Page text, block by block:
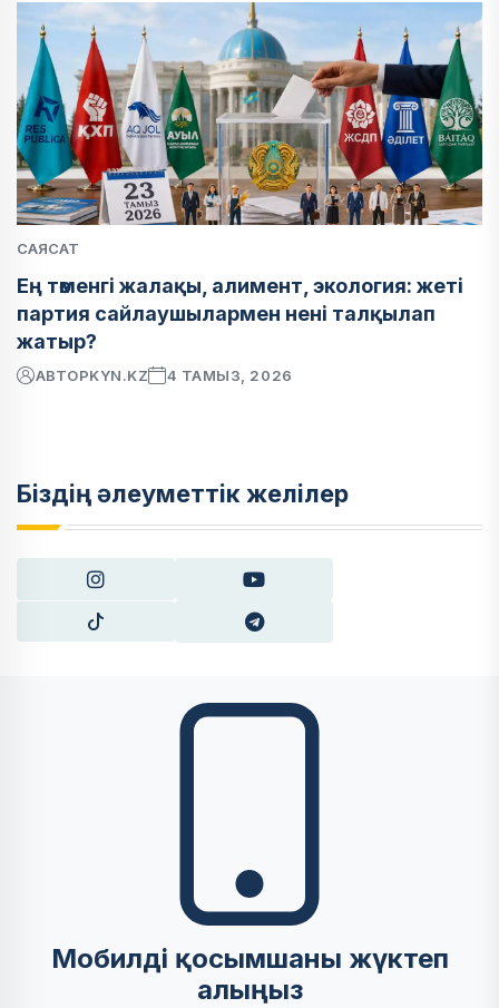
САЯСАТ
Ең төменгі жалақы, алимент, экология: жеті
партия сайлаушылармен нені талқылап
жатыр?
АВТОРKYN.KZ 4 ТАМЫЗ, 2026
Біздің әлеуметтік желілер
Мобилді қосымшаны жүктеп
алыңыз